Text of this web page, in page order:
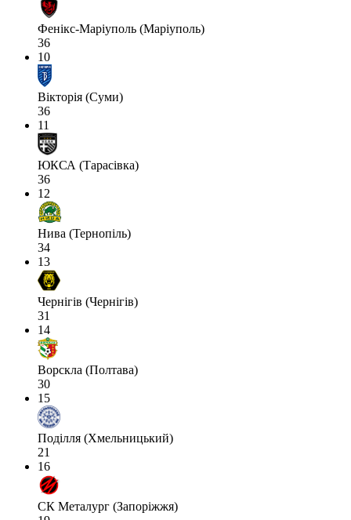
Фенікс-Маріуполь (Маріуполь)
36
10
Вікторія (Суми)
36
11
ЮКСА (Тарасівка)
36
12
Нива (Тернопіль)
34
13
Чернігів (Чернігів)
31
14
Ворскла (Полтава)
30
15
Поділля (Хмельницький)
21
16
СК Металург (Запоріжжя)